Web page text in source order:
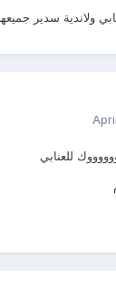
ولاندية سدير جميعها
للعنابي